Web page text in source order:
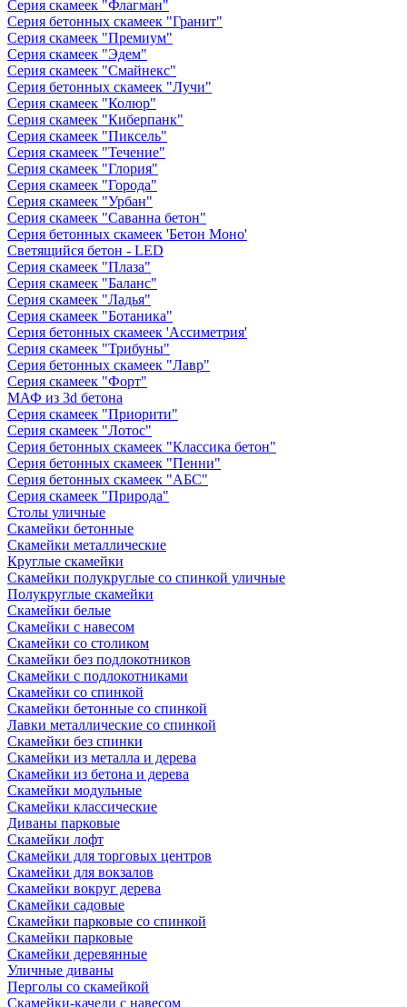
Серия скамеек "Флагман"
Серия бетонных скамеек "Гранит"
Серия скамеек "Премиум"
Серия скамеек "Эдем"
Серия скамеек "Смайнекс"
Серия бетонных скамеек "Лучи"
Серия скамеек "Колюр"
Серия скамеек "Киберпанк"
Серия скамеек "Пиксель"
Серия скамеек "Течение"
Серия скамеек "Глория"
Серия скамеек "Города"
Серия скамеек "Урбан"
Серия скамеек "Саванна бетон"
Серия бетонных скамеек 'Бетон Моно'
Светящийся бетон - LED
Серия скамеек "Плаза"
Серия скамеек "Баланс"
Серия скамеек "Ладья"
Серия скамеек "Ботаника"
Серия бетонных скамеек 'Ассиметрия'
Серия скамеек "Трибуны"
Серия бетонных скамеек "Лавр"
Серия скамеек "Форт"
МАФ из 3d бетона
Серия скамеек "Приорити"
Серия скамеек "Лотос"
Серия бетонных скамеек "Классика бетон"
Серия бетонных скамеек "Пенни"
Серия бетонных скамеек "АБС"
Серия скамеек "Природа"
Столы уличные
Скамейки бетонные
Скамейки металлические
Круглые скамейки
Скамейки полукруглые со спинкой уличные
Полукруглые скамейки
Скамейки белые
Скамейки с навесом
Скамейки со столиком
Скамейки без подлокотников
Скамейки с подлокотниками
Скамейки со спинкой
Скамейки бетонные со спинкой
Лавки металлические со спинкой
Скамейки без спинки
Скамейки из металла и дерева
Скамейки из бетона и дерева
Скамейки модульные
Скамейки классические
Диваны парковые
Скамейки лофт
Скамейки для торговых центров
Скамейки для вокзалов
Скамейки вокруг дерева
Скамейки садовые
Скамейки парковые со спинкой
Скамейки парковые
Скамейки деревянные
Уличные диваны
Перголы со скамейкой
Скамейки-качели с навесом